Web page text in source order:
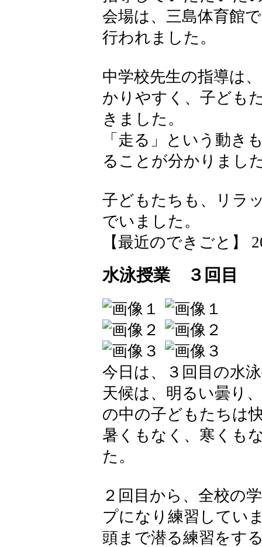
会場は、三島体育館
行われました。
中学校先生の指導は
かりやすく、子ども
きました。
「走る」という動き
ることが分かりまし
子どもたちも、リラ
でいました。
【最近のできごと】
水泳授業 ３回目
今日は、３回目の水
天候は、明るい曇り
の中の子どもたちは
暑くもなく、寒くも
た。
２回目から、全校の
プになり練習してい
頭まで潜る練習をす